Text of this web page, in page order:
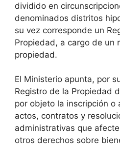
dividido en
denominados distritos
su vez corresponde un
Propiedad, a cargo de un
propiedad.
El Ministerio apunta, por
Registro de la Propiedad
por objeto la inscripción o
actos, contratos y
administrativas que
otros derechos sobre